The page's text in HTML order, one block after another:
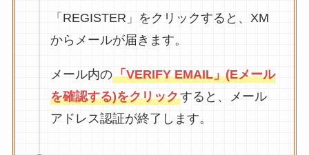
「REGISTER」をクリックすると、XM
からメールが届きます。
メール内の「VERIFY EMAIL」(Eメール
を確認する)をクリックすると、メール
アドレス認証が終了します。